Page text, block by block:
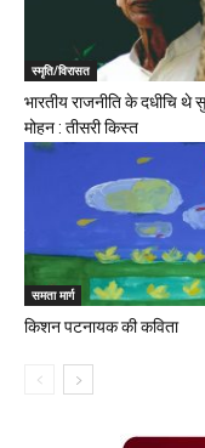
स्मृति/विरासत
भारतीय राजनीति के दधीचि थे
मोहन : तीसरी किस्त
समता मार्ग
किशन पटनायक की कविता